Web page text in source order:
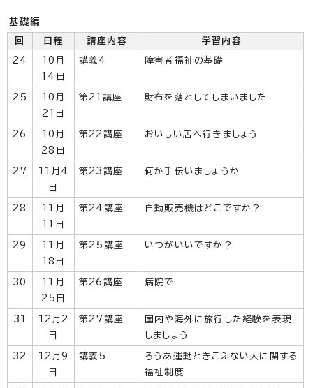
基礎編
回 日程 講座内容 学習内容
24
10月
14日
講義4 障害者福祉の基礎
25
10月
21日
第21講座 財布を落としてしまいました
26
10月
28日
第22講座 おいしい店へ行きましょう
27
11月4
日
第23講座 何か手伝いましょうか
28
11月
11日
第24講座 自動販売機はどこですか？
29
11月
18日
第25講座 いつがいいですか？
30
11月
25日
第26講座 病院で
31
12月2
日
第27講座
国内や海外に旅行した経験を表現
しましょう
32
12月9
日
講義5
ろうあ運動ときこえない人に関する
福祉制度